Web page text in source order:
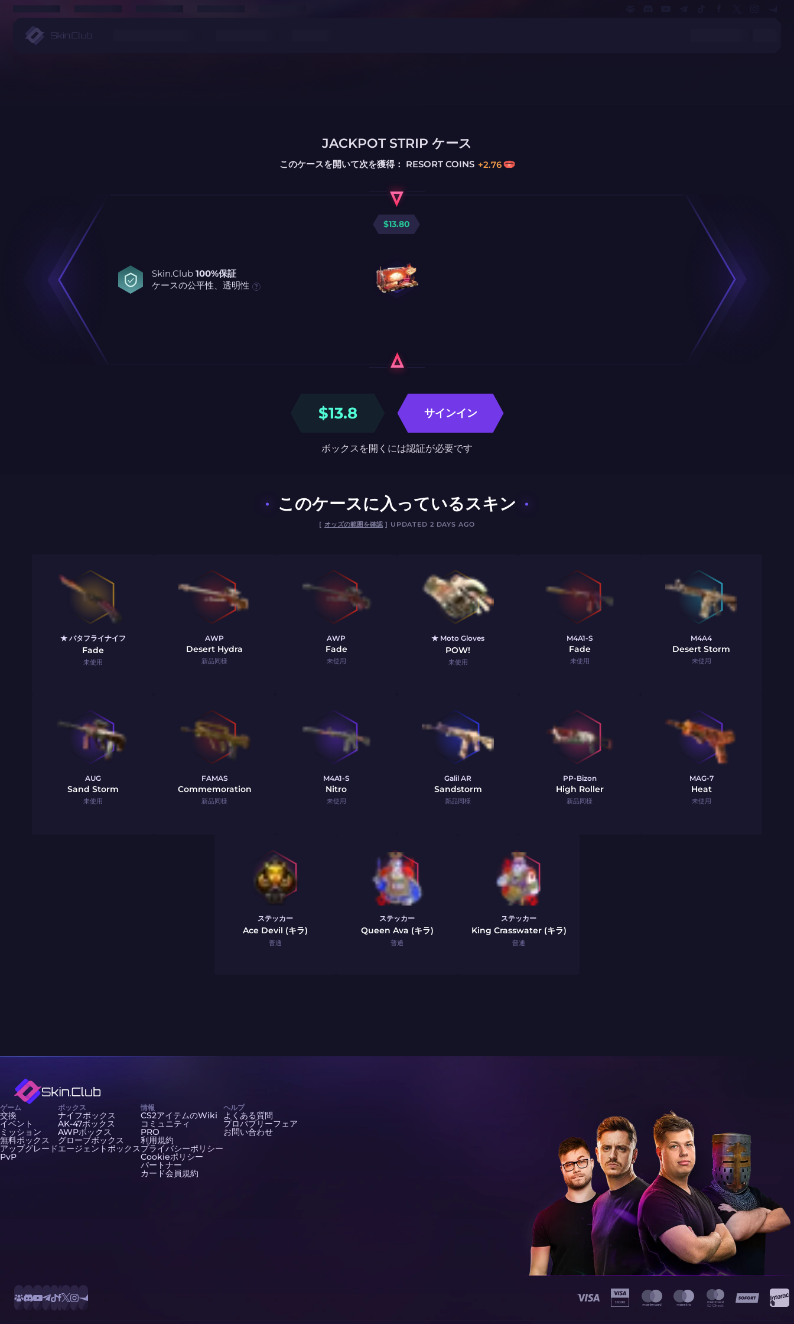
JACKPOT STRIP ケース
このケースを開いて次を獲得： RESORT COINS +2.76
Skin.Club 100%保証
ケースの公平性、透明性
$13.80
$13.8 サインイン
ボックスを開くには認証が必要です
このケースに入っているスキン
[ オッズの範囲を確認] UPDATED 2 DAYS AGO
★ バタフライナイフ
Fade
未使用
AWP
Desert Hydra
新品同様
AWP
Fade
未使用
★ Moto Gloves
POW!
未使用
M4A1-S
Fade
未使用
M4A4
Desert Storm
未使用
AUG
Sand Storm
未使用
FAMAS
Commemoration
新品同様
M4A1-S
Nitro
未使用
Galil AR
Sandstorm
新品同様
PP-Bizon
High Roller
新品同様
MAG-7
Heat
未使用
ステッカー
Ace Devil (キラ)
普通
ステッカー
Queen Ava (キラ)
普通
ステッカー
King Crasswater (キラ)
普通
ゲーム
交換
イベント
ミッション
無料ボックス
アップグレード
PvP
ボックス
ナイフボックス
AK-47ボックス
AWPボックス
グローブボックス
エージェントボックス
情報
CS2アイテムのWiki
コミュニティ
PRO
利用規約
プライバシーポリシー
Cookieポリシー
パートナー
カード会員規約
ヘルプ
よくある質問
プロバブリーフェア
お問い合わせ